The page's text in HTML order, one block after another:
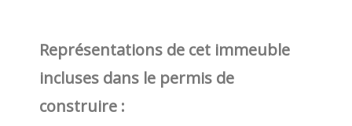
Représentations de cet immeuble
incluses dans le permis de
construire :